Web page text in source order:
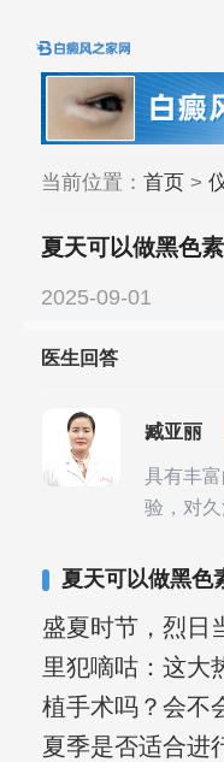
当前位置： 首页>
夏天可以做黑色
2025-09-01
医生回答
臧亚丽
具有丰
验，对
夏天可以做黑色
盛夏时节，烈日
里犯嘀咕：这大
植手术吗？会不
夏季是否适合进